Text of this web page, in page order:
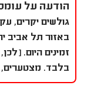
הודעה על
גולשים יקרים,
באזור תל אביב
זמינים היום.
בלבד.